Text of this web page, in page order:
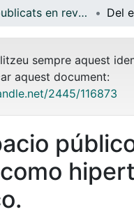
Articles publicats en revistes (Arts Visuals i Disseny)
sempre aquest
aquest document:
2445/116873